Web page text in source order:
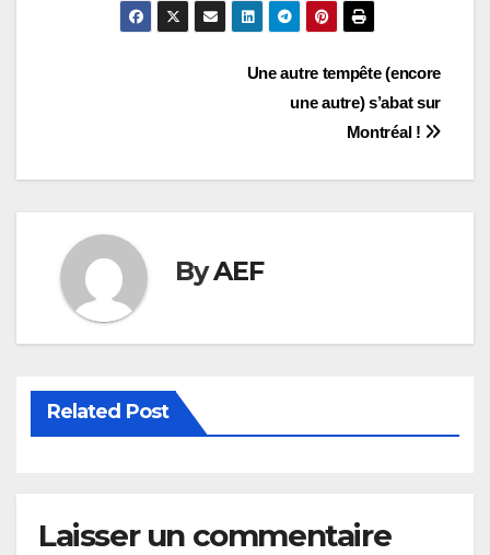
l’article
Une autre tempête (encore
une autre) s’abat sur
Montréal !
ByAEF
Related Post
Laisser un commentaire